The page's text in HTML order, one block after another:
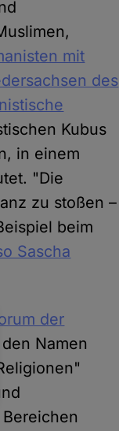
mit
des
Kubus
in einem
"Die
zu stoßen –
beim
Sascha
der
Namen